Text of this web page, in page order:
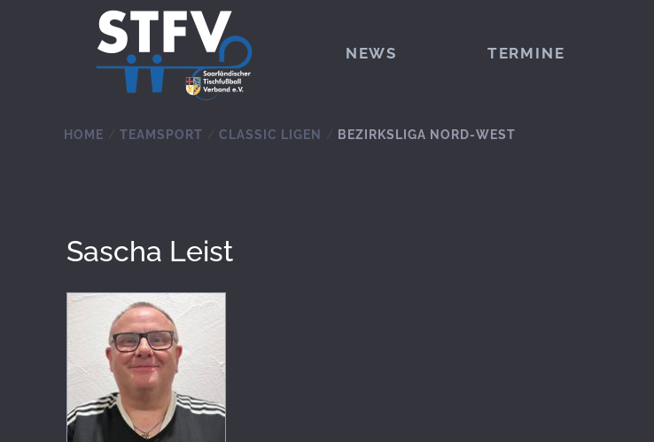
Zum Hauptinhalt springen
NEWS TERMINE
HOME TEAMSPORT CLASSIC LIGEN BEZIRKSLIGA NORD-WEST
Sascha Leist